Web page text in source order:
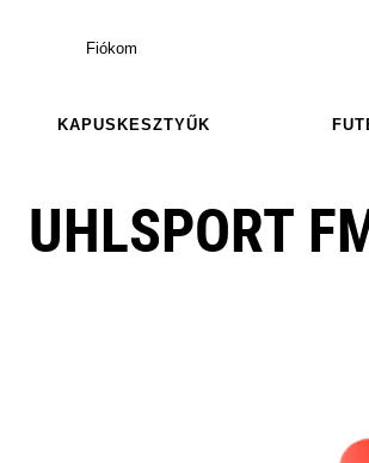
Fiókom
KAPUSKESZTYŰK
UHLSPORT